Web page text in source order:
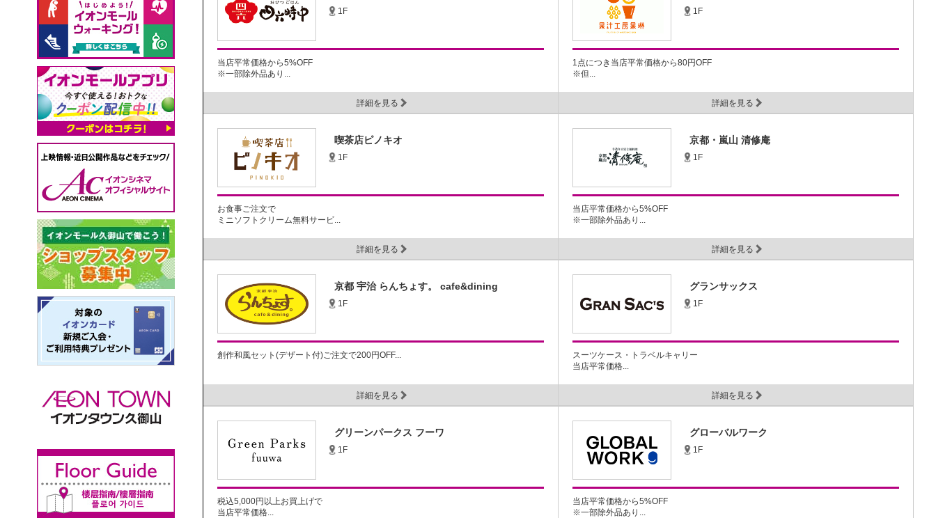
1F
当店平常価格から5%OFF
※一部除外品あり...
詳細を見る
1F
1点につき当店平常価格から80円OFF
※但...
詳細を見る
喫茶店ピノキオ
1F
お食事ご注文で
ミニソフトクリーム無料サービ...
詳細を見る
京都・嵐山 清修庵
1F
当店平常価格から5%OFF
※一部除外品あり...
詳細を見る
京都 宇治 らんちょす。 cafe&dining
1F
創作和風セット(デザート付)ご注文で200円OFF...
詳細を見る
グランサックス
1F
スーツケース・トラベルキャリー
当店平常価格...
詳細を見る
グリーンパークス フーワ
1F
税込5,000円以上お買上げで
当店平常価格...
グローバルワーク
1F
当店平常価格から5%OFF
※一部除外品あり...